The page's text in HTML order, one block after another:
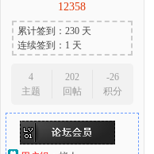
12358
累计签到：230 天
连续签到：1 天
4
主题
202
回帖
-26
积分